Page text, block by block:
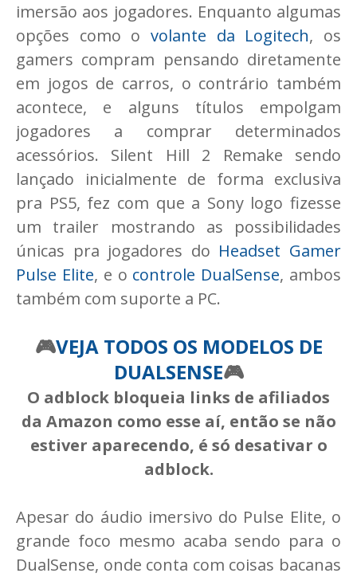
imersão aos jogadores. Enquanto algumas
opções como o volante da Logitech, os
gamers compram pensando diretamente
em jogos de carros, o contrário também
acontece, e alguns títulos empolgam
jogadores a comprar determinados
acessórios. Silent Hill 2 Remake sendo
lançado inicialmente de forma exclusiva
pra PS5, fez com que a Sony logo fizesse
um trailer mostrando as possibilidades
únicas pra jogadores do Headset Gamer
Pulse Elite, e o controle DualSense, ambos
também com suporte a PC.
🎮VEJA TODOS OS MODELOS DE
DUALSENSE🎮
O adblock bloqueia links de afiliados
da Amazon como esse aí, então se não
estiver aparecendo, é só desativar o
adblock.
Apesar do áudio imersivo do Pulse Elite, o
grande foco mesmo acaba sendo para o
DualSense, onde conta com coisas bacanas